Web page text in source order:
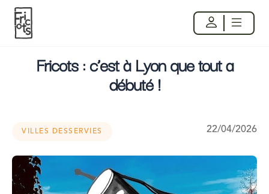
Fricots : c’est à Lyon que tout a
débuté !
VILLES DESSERVIES 22/04/2026